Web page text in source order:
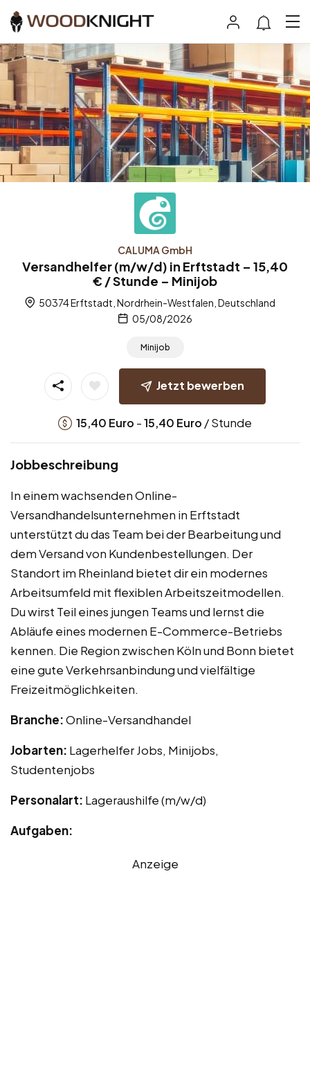
CALUMA GmbH
Versandhelfer (m/w/d) in Erftstadt – 15,40
€ / Stunde – Minijob
50374 Erftstadt, Nordrhein-Westfalen, Deutschland
05/08/2026
Minijob
Jetzt bewerben
15,40 Euro -15,40 Euro / Stunde
Jobbeschreibung
In einem wachsenden Online-
Versandhandelsunternehmen in Erftstadt
unterstützt du das Team bei der Bearbeitung und
dem Versand von Kundenbestellungen. Der
Standort im Rheinland bietet dir ein modernes
Arbeitsumfeld mit flexiblen Arbeitszeitmodellen.
Du wirst Teil eines jungen Teams und lernst die
Abläufe eines modernen E-Commerce-Betriebs
kennen. Die Region zwischen Köln und Bonn bietet
eine gute Verkehrsanbindung und vielfältige
Freizeitmöglichkeiten.
Branche:Online-Versandhandel
Jobarten: Lagerhelfer Jobs, Minijobs,
Studentenjobs
Personalart: Lageraushilfe (m/w/d)
Aufgaben:
Anzeige